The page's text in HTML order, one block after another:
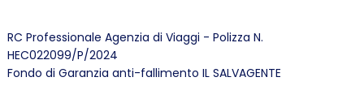
RC Professionale Agenzia di Viaggi - Polizza N.
HEC022099/P/2024
Fondo di Garanzia anti-fallimento IL SALVAGENTE